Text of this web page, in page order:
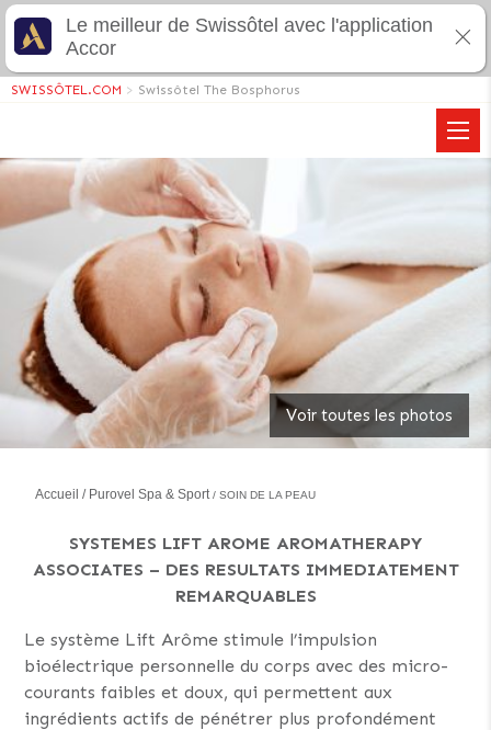
Voir toutes les photos
Accueil Purovel Spa & Sport SOIN DE LA PEAU
SYSTEMES LIFT AROME AROMATHERAPY
ASSOCIATES – DES RESULTATS IMMEDIATEMENT
REMARQUABLES
Le système Lift Arôme stimule l’impulsion
bioélectrique personnelle du corps avec des micro-
courants faibles et doux, qui permettent aux
ingrédients actifs de pénétrer plus profondément
SWISSÔTEL.COM > Swissôtel The Bosphorus
Le meilleur de Swissôtel avec l'application
Accor